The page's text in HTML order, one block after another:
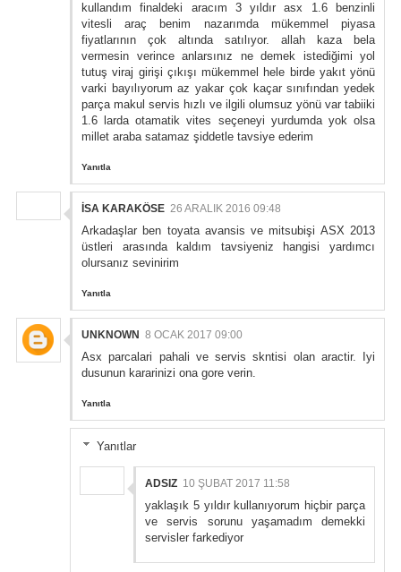
kullandım finaldeki aracım 3 yıldır asx 1.6 benzinli
vitesli araç benim nazarımda mükemmel piyasa
fiyatlarının çok altında satılıyor. allah kaza bela
vermesin verince anlarsınız ne demek istediğimi yol
tutuş viraj girişi çıkışı mükemmel hele birde yakıt yönü
varki bayılıyorum az yakar çok kaçar sınıfından yedek
parça makul servis hızlı ve ilgili olumsuz yönü var tabiiki
1.6 larda otamatik vites seçeneyi yurdumda yok olsa
millet araba satamaz şiddetle tavsiye ederim
Yanıtla
İSA KARAKÖSE 26 ARALIK 2016 09:48
Arkadaşlar ben toyata avansis ve mitsubişi ASX 2013
üstleri arasında kaldım tavsiyeniz hangisi yardımcı
olursanız sevinirim
Yanıtla
UNKNOWN 8 OCAK 2017 09:00
Asx parcalari pahali ve servis skntisi olan aractir. Iyi
dusunun kararinizi ona gore verin.
Yanıtla
Yanıtlar
ADSIZ 10 ŞUBAT 2017 11:58
yaklaşık 5 yıldır kullanıyorum hiçbir parça
ve servis sorunu yaşamadım demekki
servisler farkediyor